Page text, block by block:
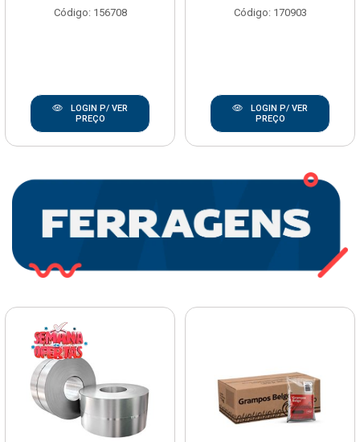
Código: 156708
LOGIN P/ VER
PREÇO
Código: 170903
LOGIN P/ VER
PREÇO